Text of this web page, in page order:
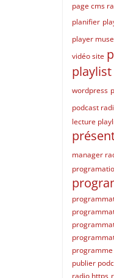
page cms
planifier
player
vidéo site
wordpress
podcast
lecture
manager
publier
radio https